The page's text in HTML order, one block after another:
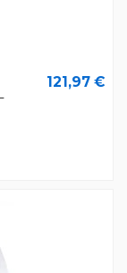
121,97 €